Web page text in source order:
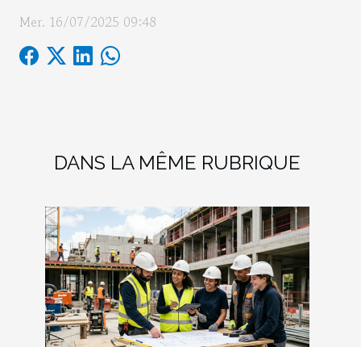
Mer. 16/07/2025 09:48
DANS LA MÊME RUBRIQUE